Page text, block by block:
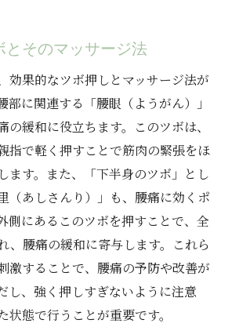
とそのマッサージ法
効果的なツボ押しとマッサージ法が
部に関連する「腰眼（ようがん）」
の緩和に役立ちます。このツボは、
指で軽く押すことで筋肉の緊張をほ
ます。また、「下半身のツボ」とし
（あしさんり）」も、腰痛に効くポ
側にあるこのツボを押すことで、全
、腰痛の緩和に寄与します。これら
激することで、腰痛の予防や改善が
し、強く押しすぎないように注意
状態で行うことが重要です。